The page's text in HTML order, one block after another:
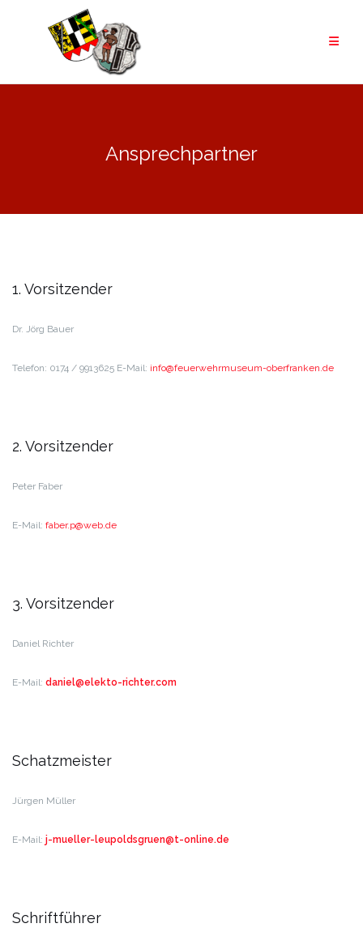
Ansprechpartner
1. Vorsitzender
Dr. Jörg Bauer
Telefon: 0174 / 9913625 E-Mail: ed.ne
knarf
rebo-
muesu
mrhew
reuef
@ofni
2. Vorsitzender
Peter Faber
E-Mail: ed.be
w@p.r
ebaf
3. Vorsitzender
Daniel Richter
E-Mail: daniel@elekto-richter.com
Schatzmeister
Jürgen Müller
E-Mail: j-mueller-leupoldsgruen@t-online.de
Schriftführer